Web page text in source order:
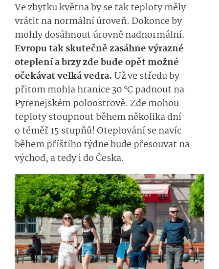
Ve zbytku května by se tak teploty měly
vrátit na normální úroveň. Dokonce by
mohly dosáhnout úrovně nadnormální.
Evropu tak skutečně zasáhne výrazné
oteplení a brzy zde bude opětmožné
očekávat velká vedra. Už ve středu by
přitom mohla hranice 30 °C padnout na
Pyrenejském poloostrově. Zde mohou
teploty stoupnout během několika dní
o téměř 15 stupňů! Oteplování se navíc
během příštího týdne bude přesouvat na
východ, a tedy i do Česka.